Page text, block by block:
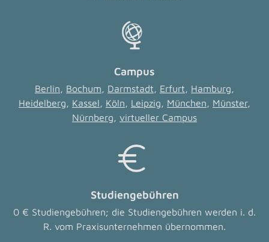
Campus
Berlin, Bochum, Darmstadt, Erfurt, Hamburg,
Heidelberg, Kassel, Köln, Leipzig, München, Münster,
Nürnberg, virtueller Campus
Studiengebühren
0 € Studiengebühren; die Studiengebühren werden i. d.
R. vom Praxisunternehmen übernommen.